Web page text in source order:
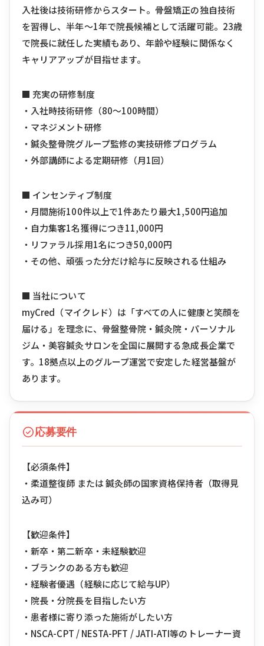
入社後は技術研修からスタート。骨盤矯正の独自技術
を習得し、半年〜1年で院長候補として活躍可能。23歳
で院長に就任した実績もあり、年齢や経験に関係なく
キャリアアップが目指せます。
■ 充実の研修制度
・入社時技術研修（80〜100時間）
・マネジメント研修
・鍼灸整骨院グループ監修の実技研修プログラム
・外部講師による定期研修（月1回）
■ インセンティブ制度
・月間施術100件以上で1件あたり最大1,500円追加
・自力集客1名獲得につき11,000円
・リファラル採用1名につき50,000円
・その他、頑張った分だけ給与に反映される仕組み
■ 当社について
myCred（マイクレド）は「すべての人に健康と笑顔を
届ける」を理念に、骨盤整骨院・鍼灸院・パーソナル
ジム・美容鍼灸サロンを全国に展開する急成長企業で
す。18拠点以上のグループ運営で安定した経営基盤が
あります。
応募要件
【必須条件】
・柔道整復師 または 鍼灸師の国家資格保持者（取得見
込み可）
【歓迎条件】
・新卒・第二新卒・未経験歓迎
・ブランクのある方も歓迎
・経験者優遇（経験に応じて給与UP）
・院長・分院長を目指したい方
・患者様に寄り添った施術がしたい方
・NSCA-CPT / NESTA-PFT / JATI-ATI等のトレーナー資